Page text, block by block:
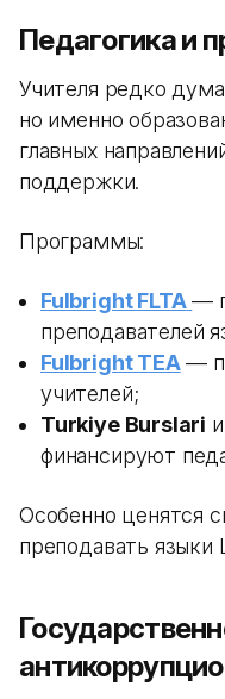
Педагогика и
Учителя редко
но именно
главных
поддержки.
Программы:
Fulbright FLTA —
преподавателей
Fulbright TEA—
учителей;
Turkiye Burslari и
финансируют
Особенно ценятся
преподавать языки